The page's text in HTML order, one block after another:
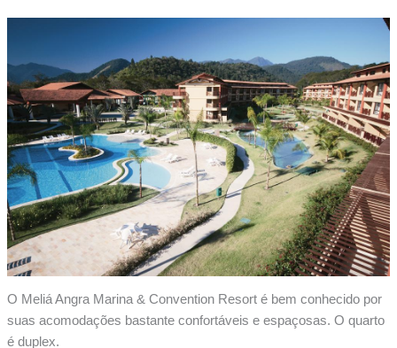
O Meliá Angra Marina & Convention Resort é bem conhecido por
suas acomodações bastante confortáveis e espaçosas. O quarto
é duplex.